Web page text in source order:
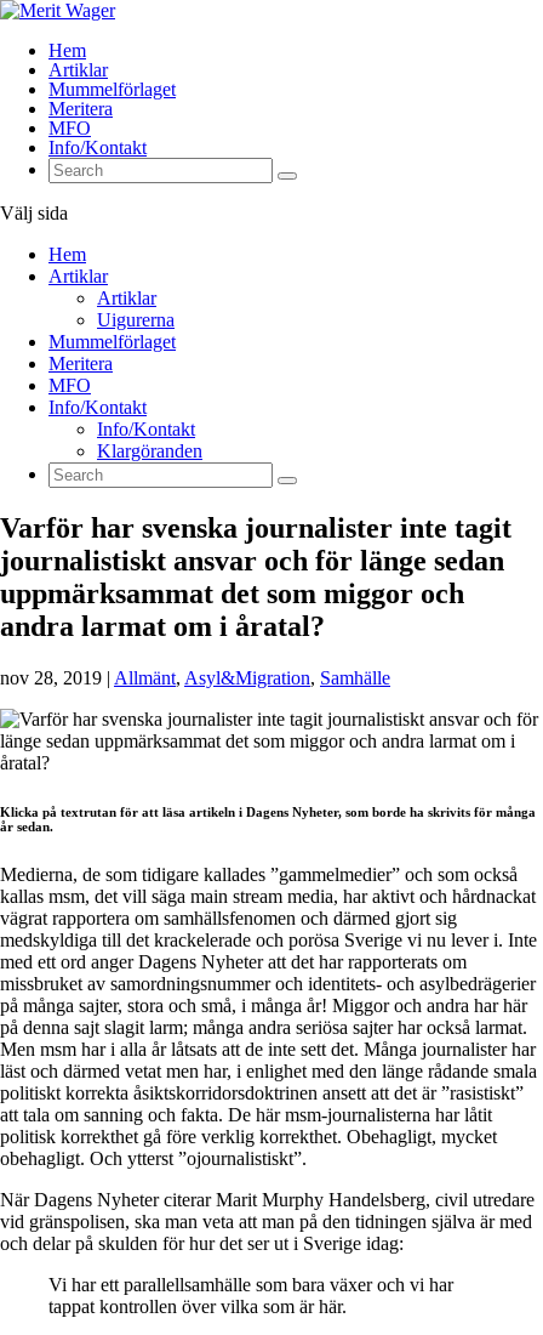
Hem
Artiklar
Mummelförlaget
Meritera
MFO
Info/Kontakt
Välj sida
Hem
Artiklar
Artiklar
Uigurerna
Mummelförlaget
Meritera
MFO
Info/Kontakt
Info/Kontakt
Klargöranden
Varför har svenska journalister inte tagit
journalistiskt ansvar och för länge sedan
uppmärksammat det som miggor och
andra larmat om i åratal?
nov 28, 2019 | Allmänt, Asyl&Migration, Samhälle
Klicka på textrutan för att läsa artikeln i Dagens Nyheter, som borde ha skrivits för många
år sedan.
Medierna, de som tidigare kallades ”gammelmedier” och som också
kallas msm, det vill säga main stream media, har aktivt och hårdnackat
vägrat rapportera om samhällsfenomen och därmed gjort sig
medskyldiga till det krackelerade och porösa Sverige vi nu lever i. Inte
med ett ord anger Dagens Nyheter att det har rapporterats om
missbruket av samordningsnummer och identitets- och asylbedrägerier
på många sajter, stora och små, i många år! Miggor och andra har här
på denna sajt slagit larm; många andra seriösa sajter har också larmat.
Men msm har i alla år låtsats att de inte sett det. Många journalister har
läst och därmed vetat men har, i enlighet med den länge rådande smala
politiskt korrekta åsiktskorridorsdoktrinen ansett att det är ”rasistiskt”
att tala om sanning och fakta. De här msm-journalisterna har låtit
politisk korrekthet gå före verklig korrekthet. Obehagligt, mycket
obehagligt. Och ytterst ”ojournalistiskt”.
När Dagens Nyheter citerar Marit Murphy Handelsberg, civil utredare
vid gränspolisen, ska man veta att man på den tidningen själva är med
och delar på skulden för hur det ser ut i Sverige idag:
Vi har ett parallellsamhälle som bara växer och vi har
tappat kontrollen över vilka som är här.